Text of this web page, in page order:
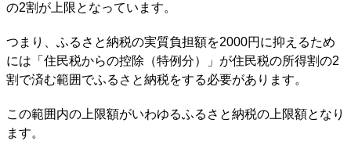
の2割が上限となっています。
つまり、ふるさと納税の実質負担額を2000円に抑えるため
には「住民税からの控除（特例分）」が住民税の所得割の2
割で済む範囲でふるさと納税をする必要があります。
この範囲内の上限額がいわゆるふるさと納税の上限額となり
ます。